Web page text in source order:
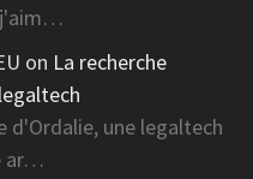
j'aim…
on La recherche
d'Ordalie, une legaltech
ar…